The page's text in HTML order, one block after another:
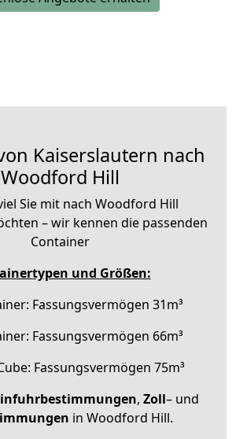
Kaiserslautern nach
Woodford Hill
Sie mit nach Woodford Hill
– wir kennen die passenden
Container
und Größen:
Fassungsvermögen 31m³
Fassungsvermögen 66m³
Fassungsvermögen 75m³
, Zoll– und
in Woodford Hill.